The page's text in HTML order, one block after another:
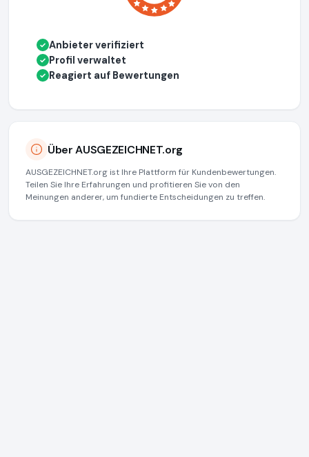
✓ Anbieter verifiziert
✓ Profil verwaltet
✓ Reagiert auf Bewertungen
Über AUSGEZEICHNET.org
AUSGEZEICHNET.org ist Ihre Plattform für Kundenbewertungen.
Teilen Sie Ihre Erfahrungen und profitieren Sie von den
Meinungen anderer, um fundierte Entscheidungen zu treffen.